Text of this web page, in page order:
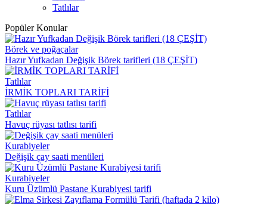
Tatlılar
Popüler Konular
Börek ve poğaçalar
Hazır Yufkadan Değişik Börek tarifleri (18 ÇEŞİT)
Tatlılar
İRMİK TOPLARI TARİFİ
Tatlılar
Havuç rüyası tatlısı tarifi
Kurabiyeler
Değişik çay saati menüleri
Kurabiyeler
Kuru Üzümlü Pastane Kurabiyesi tarifi